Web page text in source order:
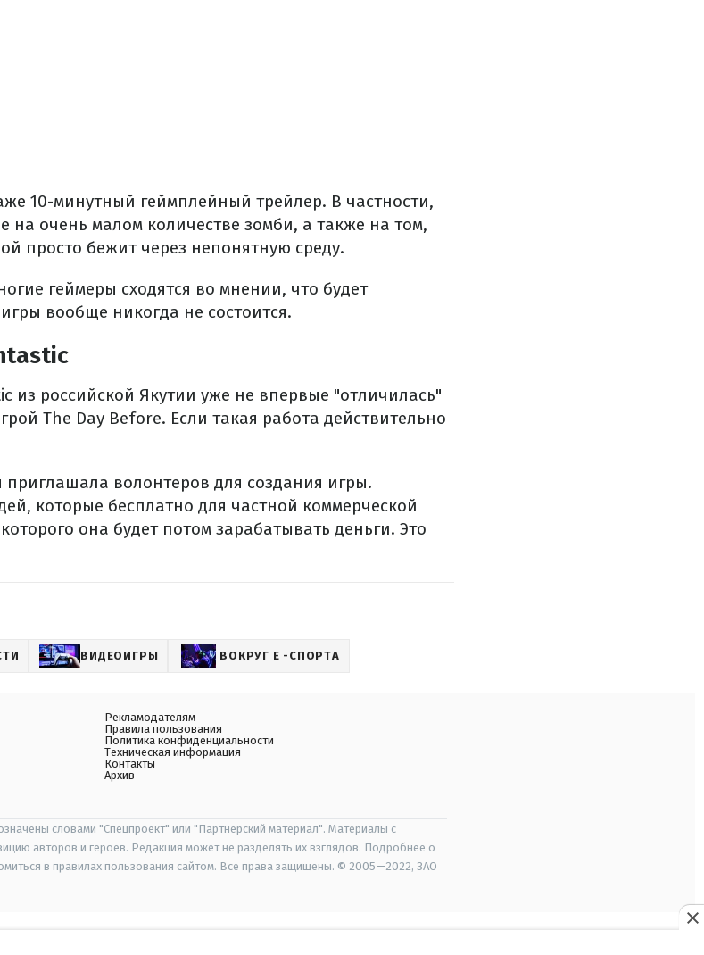
10-минутный геймплейный трейлер. В частности,
на очень малом количестве зомби, а также на том,
просто бежит через непонятную среду.
геймеры сходятся во мнении, что будет
вообще никогда не состоится.
из российской Якутии уже не впервые "отличилась"
The Day Before. Если такая работа действительно
приглашала волонтеров для создания игры.
которые бесплатно для частной коммерческой
она будет потом зарабатывать деньги. Это
ВИДЕОИГРЫ ВОКРУГ Е -СПОРТА
Рекламодателям
Правила пользования
Политика конфиденциальности
Техническая информация
Контакты
Архив
словами "Спецпроект" или "Партнерский материал". Материалы с
авторов и героев. Редакция может не разделять их взглядов. Подробнее о
в правилах пользования сайтом. Все права защищены. © 2005—2022, ЗАО